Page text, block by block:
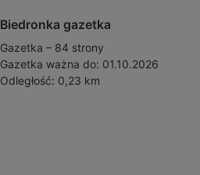
Biedronka gazetka
Gazetka – 84 strony
Gazetka ważna do: 01.10.2026
Odległość: 0,23 km